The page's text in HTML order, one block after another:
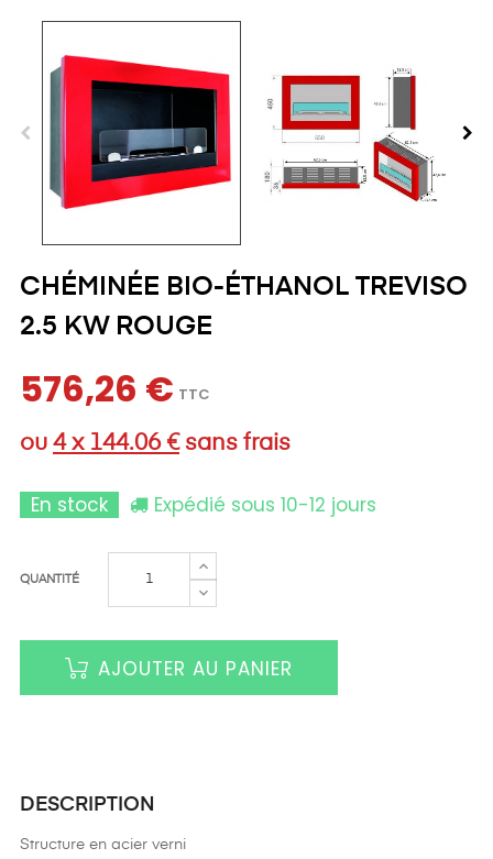
CHÉMINÉE BIO-ÉTHANOL TREVISO
2.5 KW ROUGE
576,26 € TTC
ou 4 x 144.06 €sans frais
En stock Expédié sous 10-12 jours
QUANTITÉ
AJOUTER AU PANIER
DESCRIPTION
Structure en acier verni